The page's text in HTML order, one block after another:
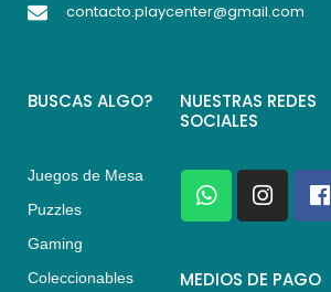
contacto.playcenter@gmail.com
BUSCAS ALGO?
Juegos de Mesa
Puzzles
Gaming
Coleccionables
NUESTRAS REDES
SOCIALES
W
h
a
s
I
n
s
a
F
a
c
b
MEDIOS DE PAGO